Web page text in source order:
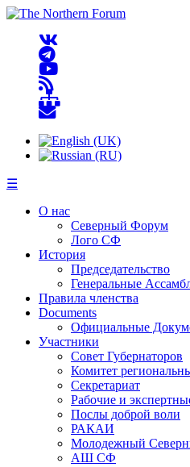
☰
О нас
Северный Форум
Лого СФ
История
Председательство
Генеральные
Правила членства
Documents
Официальные
Участники
Совет Губернаторов
Комитет
Секретариат
Рабочие и
Послы доброй воли
РАКАИ
Молодежный
АШ СФ